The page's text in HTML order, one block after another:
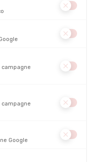
nella scelta di uno
del calzino e della
dipende dal vostro